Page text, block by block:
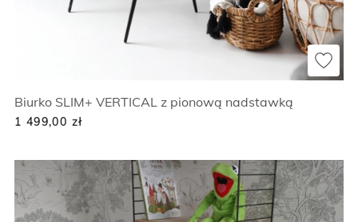
Biurko SLIM+ VERTICAL z pionową nadstawką
1 499,00 zł